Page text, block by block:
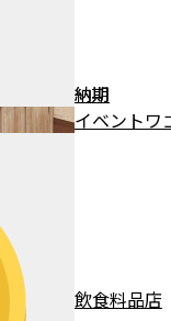
イベントワ
飲食料品店
納期
納期